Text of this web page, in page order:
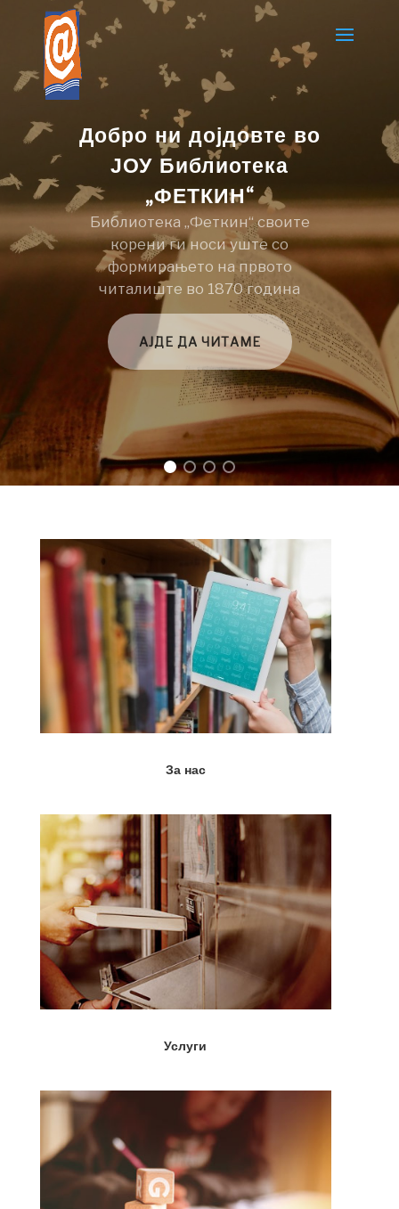
Добро ни дојдовте во
ЈОУ Библиотека
„ФЕТКИН“
Библиотека „Феткин“ своите
корени ги носи уште со
формирањето на првото
читалиште во 1870 година
АЈДЕ ДА ЧИТАМЕ
За нас
Услуги